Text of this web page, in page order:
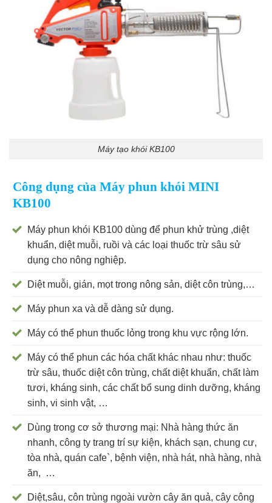
Máy tạo khói KB100
Công dụng của Máy phun khói MINI
KB100
Máy phun khói KB100 dùng để phun khử trùng ,diệt
khuẩn, diệt muỗi, ruồi và các loại thuốc trừ sâu sử
dụng cho nông nghiệp.
Diệt muỗi, gián, mọt trong nông sản, diệt côn trùng,…
Máy phun xa và dễ dàng sử dụng.
Máy có thể phun thuốc lỏng trong khu vực rộng lớn.
Máy có thể phun các hóa chất khác nhau như: thuốc
trừ sâu, thuốc diệt côn trùng, chất diệt khuẩn, chất làm
tươi, kháng sinh, các chất bổ sung dinh dưỡng, kháng
sinh, vi sinh vật, …
Dùng trong cơ sở thương mại: Nhà hàng thức ăn
nhanh, công ty trang trí sự kiện, khách sạn, chung cư,
tòa nhà, quán cafe`, bệnh viện, nhà hát, nhà hàng, nhà
ăn, …
Diệt,sâu, côn trùng ngoài vườn cây ăn quả, cây công